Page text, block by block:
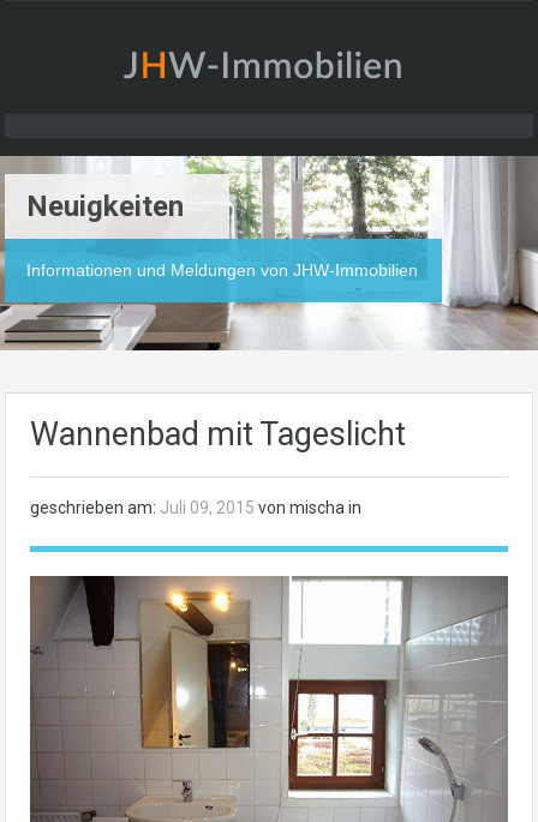
Neuigkeiten
Informationen und Meldungen von JHW-Immobilien
Wannenbad mit Tageslicht
geschrieben am: Juli 09, 2015 von mischa in